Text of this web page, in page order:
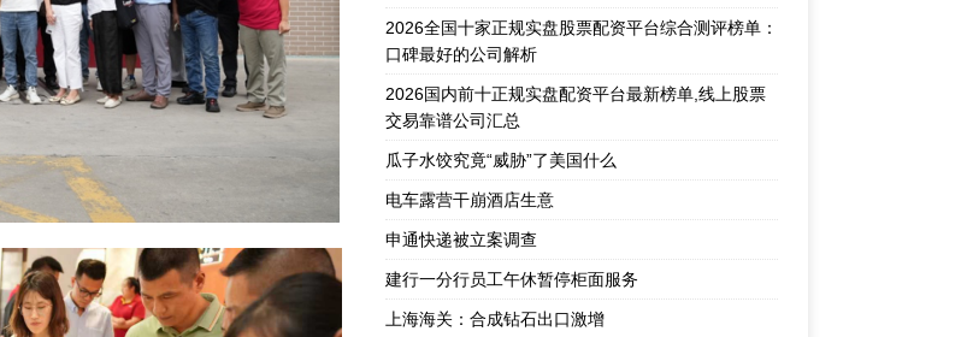
2026全国十家正规实盘股票配资平台综合测评榜单：
口碑最好的公司解析
2026国内前十正规实盘配资平台最新榜单,线上股票
交易靠谱公司汇总
瓜子水饺究竟“威胁”了美国什么
电车露营干崩酒店生意
申通快递被立案调查
建行一分行员工午休暂停柜面服务
上海海关：合成钻石出口激增